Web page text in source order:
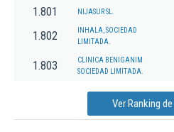
1.801 NIJASUR SL.
1.802
INHALA, SOCIEDAD
LIMITADA.
1.803
CLINICA BENIGANIM
SOCIEDAD LIMITADA.
Ver Ranking